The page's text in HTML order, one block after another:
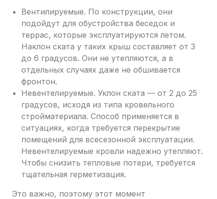
Вентилируемые. По конструкции, они
подойдут для обустройства беседок и
террас, которые эксплуатируются летом.
Наклон ската у таких крыш составляет от 3
до 6 градусов. Они не утепляются, а в
отдельных случаях даже не обшивается
фронтон.
Невентелируемые. Уклон ската — от 2 до 25
градусов, исходя из типа кровельного
стройматериала. Способ применяется в
ситуациях, когда требуется перекрытие
помещений для всесезонной эксплуатации.
Невентелируемые кровли надежно утепляют.
Чтобы снизить тепловые потери, требуется
тщательная герметизация.
Это важно, поэтому этот момент